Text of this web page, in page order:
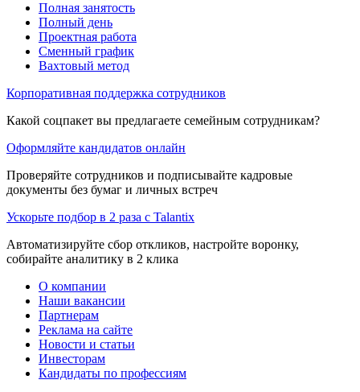
Полная занятость
Полный день
Проектная работа
Сменный график
Вахтовый метод
Корпоративная поддержка сотрудников
Какой соцпакет вы предлагаете семейным сотрудникам?
Оформляйте кандидатов онлайн
Проверяйте сотрудников и подписывайте кадровые
документы без бумаг и личных встреч
Ускорьте подбор в 2 раза с Talantix
Автоматизируйте сбор откликов, настройте воронку,
собирайте аналитику в 2 клика
О компании
Наши вакансии
Партнерам
Реклама на сайте
Новости и статьи
Инвесторам
Кандидаты по профессиям